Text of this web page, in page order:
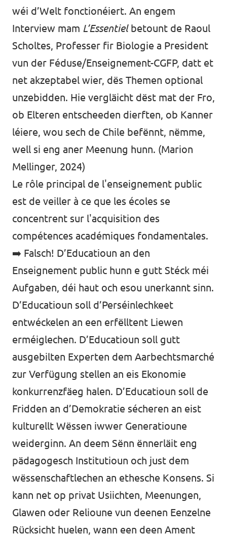
wéi d’Welt fonctionéiert. An engem
Interview mam L’Essentielbetount de Raoul
Scholtes, Professer fir Biologie a President
vun der Féduse/Enseignement-CGFP, datt et
net akzeptabel wier, dës Themen optional
unzebidden. Hie vergläicht dëst mat der Fro,
ob Elteren entscheeden dierften, ob Kanner
léiere, wou sech de Chile befënnt, nëmme,
well si eng aner Meenung hunn. (Marion
Mellinger, 2024)
Le rôle principal de l'enseignement public
est de veiller à ce que les écoles se
concentrent sur l'acquisition des
compétences académiques fondamentales.
➡️ Falsch! D’Educatioun an den
Enseignement public hunn e gutt Stéck méi
Aufgaben, déi haut och esou unerkannt sinn.
D’Educatioun soll d’Perséinlechkeet
entwéckelen an een erfëlltent Liewen
erméiglechen. D’Educatioun soll gutt
ausgebilten Experten dem Aarbechtsmarché
zur Verfügung stellen an eis Ekonomie
konkurrenzfäeg halen. D’Educatioun soll de
Fridden an d’Demokratie sécheren an eist
kulturellt Wëssen iwwer Generatioune
weiderginn. An deem Sënn ënnerläit eng
pädagogesch Institutioun och just dem
wëssenschaftlechen an ethesche Konsens. Si
kann net op privat Usiichten, Meenungen,
Glawen oder Relioune vun deenen Eenzelne
Rücksicht huelen, wann een deen Ament